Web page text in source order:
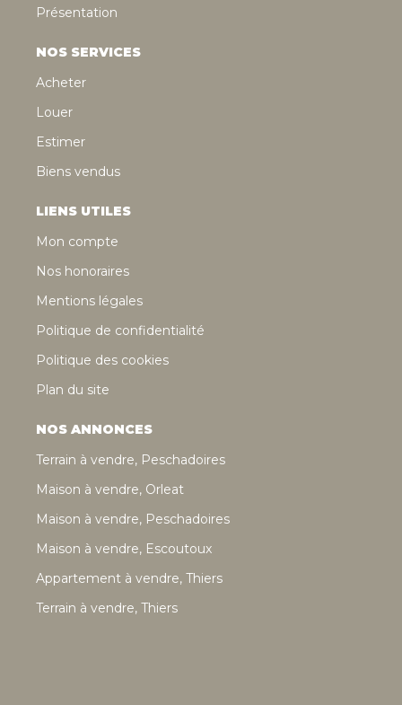
Présentation
NOS SERVICES
Acheter
Louer
Estimer
Biens vendus
LIENS UTILES
Mon compte
Nos honoraires
Mentions légales
Politique de confidentialité
Politique des cookies
Plan du site
NOS ANNONCES
Terrain à vendre, Peschadoires
Maison à vendre, Orleat
Maison à vendre, Peschadoires
Maison à vendre, Escoutoux
Appartement à vendre, Thiers
Terrain à vendre, Thiers